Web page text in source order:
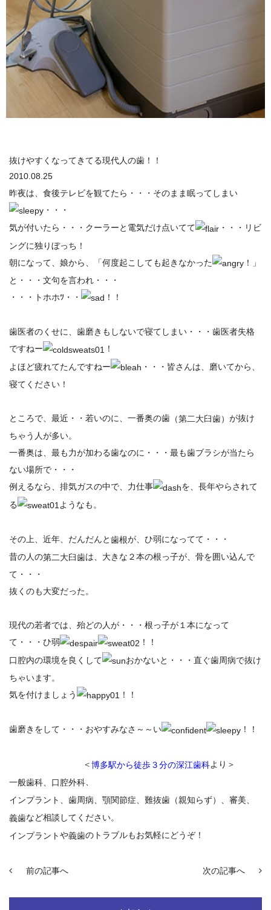
抜けやすくなってきてる現代人の歯！！
2010.08.25
昨夜は、食後テレビを観てたら・・・そのまま眠ってしまい
・・・
気が付いたら・・・クーラーと電気だけ点いてて
・・・リビ
ングに独りぼっち！
朝になって、娘から、「何度起こしても起きなかった
！」
と・・・文句を言われ・・・
・・・トホホﾂ・・
！！
歯医者のくせに、歯磨きもしないで寝てしまい・・・歯医者失格
ですねー
！
よほど疲れてたんですねー
・・・皆さんは、磨いてから、
寝てください！
ところで、最近・・若いのに、一番奥の歯 （第二大臼歯） が抜け
ちゃう人が多い。
一番奥は、最も力が加わる歯なのに・・・最も歯ブラシが当たら
ない場所で・・・
例えるなら、排気ガスの中で、力仕事
を、長年やらされて
る
ようなも。
その上、近年、だんだんと歯根が、ひ弱になってて・・・
昔の人の第二大臼歯は、大きな２本の根っ子が、骨を囲い込んで
て・・・
抜くのも大変だった。
現代の若者では、殆どの人が・・・根っ子が１本になって
て・・・ひ弱
！！
口腔内の環境を良くして
おかないと・・・直ぐ歯周病で抜け
ちゃいます。
気を付けましょう
！！
歯磨きをして・・・おやすみなさ～～い ！！
＜博多駅から徒歩３分の深江歯科より＞
一般歯科、口腔外科
インプラント 、 歯周病、顎関節症、難抜歯（親知らず）、審美、
義歯など相談してください。
インプラントや義歯のトラブルもお気軽にどうぞ！
前の記事へ 次の記事へ